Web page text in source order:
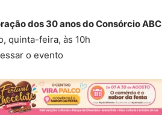
dos 30 anos do Consórcio ABC
quinta-feira, às 10h
o evento